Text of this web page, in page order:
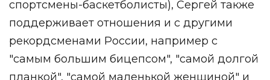
спортсмены-баскетболисты), Сергей также
поддерживает отношения и с другими
рекордсменами России, например с
"самым большим бицепсом", "самой долгой
планкой", "самой маленькой женщиной" и